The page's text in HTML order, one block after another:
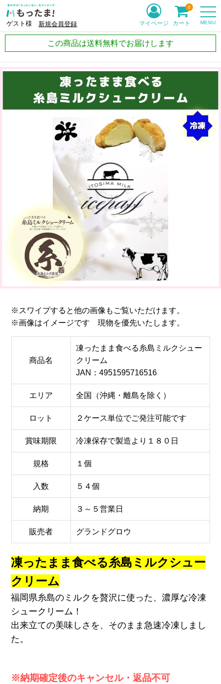
ゲスト様 新規会員登録 MENU
マイページ カート
0
この商品は送料無料でお届けします
※スワイプすると他の画像もご覧いただけます。
※画像はイメージです 現物を優先いたします。
商品名
凍ったまま食べる糸島ミルクシュー
クリーム
JAN：4951595716516
エリア 全国（沖縄・離島を除く）
ロット ２ケース単位でご発注可能です
賞味期限 冷凍保存で製造より１８０日
規格 １個
入数 ５４個
納期 ３～５営業日
販売者 グランドグロウ
凍ったまま食べる糸島ミルクシュー
クリーム
福岡県糸島のミルクを贅沢に使った、濃厚な冷凍
シュークリーム！
出来立ての美味しさを、そのまま急速冷凍しまし
た。
※納期確定後のキャンセル・返品不可